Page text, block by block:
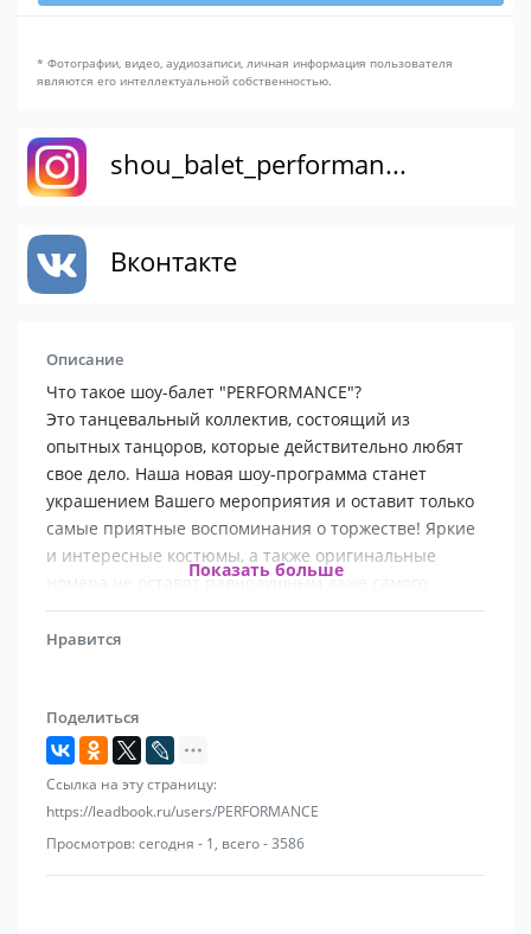
* Фотографии, видео, аудиозаписи, личная информация пользователя
являются его интеллектуальной собственностью.
shou_balet_performan...
Вконтакте
Описание
Что такое шоу-балет "PERFORMANCE"?
Это танцевальный коллектив, состоящий из
опытных танцоров, которые действительно любят
свое дело. Наша новая шоу-программа станет
украшением Вашего мероприятия и оставит только
самые приятные воспоминания о торжестве! Яркие
и интересные костюмы, а также оригинальные
номера не оставят равнодушным даже самого
притязательного зрителя! Мы будем рады
сотрудничеству именно с Вами!!!Обращайтесь по
Показать больше
Нравится
Поделиться
Ссылка на эту страницу:
https://leadbook.ru/users/PERFORMANCE
Просмотров: сегодня - 1, всего - 3586